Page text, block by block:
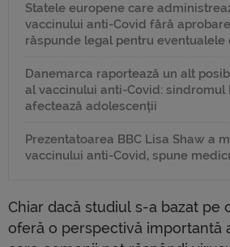
Statele europene care
vaccinului anti-Covid fără
răspunde legal pentru
Danemarca raportează un alt
al vaccinului anti-Covid: sindromul
afectează adolescenții
Prezentatoarea BBC Lisa Shaw a
vaccinului anti-Covid, spune
Chiar dacă studiul s-a bazat pe
oferă o perspectivă importantă